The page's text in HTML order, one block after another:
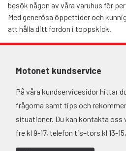
besök någon av våra varuhus för
Med generösa öppettider och
att hålla ditt fordon i toppskick.
Motonet kundservice
På våra kundservicesidor hittar
frågorna samt tips och
situationer. Du kan kontakta oss
fre kl 9-17, telefon tis–tors kl 13-